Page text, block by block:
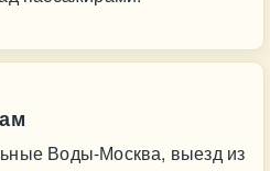
Воды-Москва, выезд из